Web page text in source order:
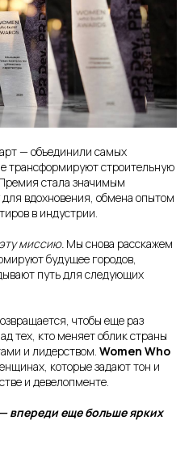
— объединили самых
трансформируют строительную
стала значимым
вдохновения, обмена опытом
в индустрии.
миссию. Мы снова расскажем
будущее городов,
путь для следующих
чтобы еще раз
тех, кто меняет облик страны
и лидерством. Women Who
которые задают тон и
и девелопменте.
впереди еще больше ярких